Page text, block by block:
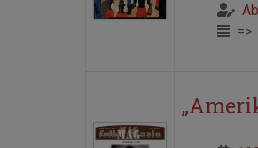
=>